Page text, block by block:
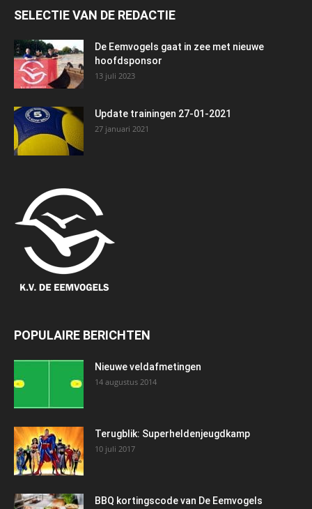
SELECTIE VAN DE REDACTIE
De Eemvogels gaat in zee met nieuwe
hoofdsponsor
13 juli 2023
Update trainingen 27-01-2021
27 januari 2021
POPULAIRE BERICHTEN
Nieuwe veldafmetingen
14 augustus 2014
Terugblik: Superheldenjeugdkamp
10 juli 2017
BBQ kortingscode van De Eemvogels